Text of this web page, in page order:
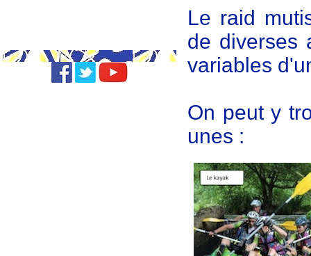
Le raid
de diverses
variables
On peut y
unes :